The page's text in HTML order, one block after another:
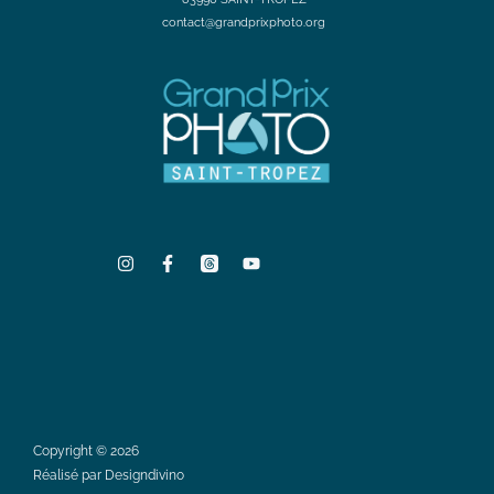
contact@grandprixphoto.org
Copyright © 2026
Réalisé par Designdivino